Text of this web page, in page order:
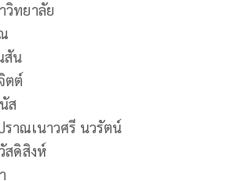
ทยาลัย
สัน
ตต์
ส
าณเนาวศรี นวรัตน์
สดิสิงห์